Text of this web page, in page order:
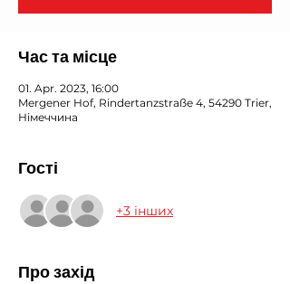
Час та місце
01. Apr. 2023, 16:00
Mergener Hof, Rindertanzstraße 4, 54290 Trier,
Німеччина
Гості
+3 інших
Про захід